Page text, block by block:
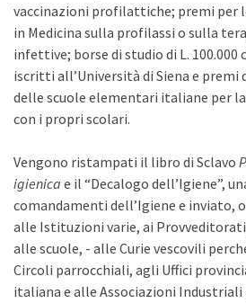
vaccinazioni profilattiche; premi per
in Medicina sulla profilassi o sulla
infettive; borse di studio di L. 100.000
iscritti all’Università di Siena e premi
delle scuole elementari italiane per
con i propri scolari.
Vengono ristampati il libro di Sclavo
igienica e il “Decalogo dell’Igiene”,
comandamenti dell’Igiene e inviato,
alle Istituzioni varie, ai
alle scuole, - alle Curie vescovili
Circoli parrocchiali, agli Uffici
italiana e alle Associazioni